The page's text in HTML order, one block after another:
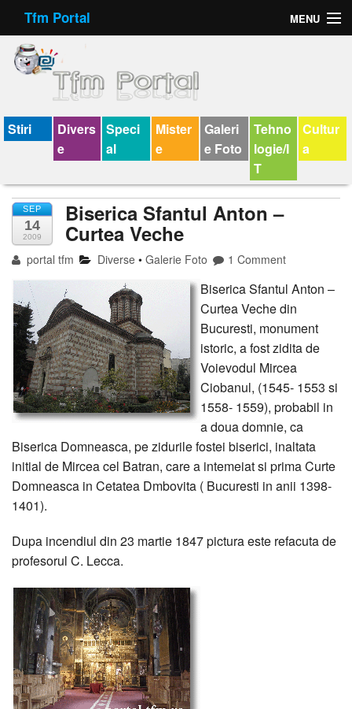
Tfm Portal MENU
Forum
Felicitari animate
Virtual Cards
Jocuri
Horoscop
Wallpaper
V-chat
Stiri
Divers
e
Speci
al
Mister
e
Galeri
e Foto
Tehno
logie/I
T
Cultur
a
SEP
14
2009
Biserica Sfantul Anton –
Curtea Veche
portal tfm Diverse •Galerie Foto 1 Comment
Biserica Sfantul Anton –
Curtea Veche din
Bucuresti, monument
istoric, a fost zidita de
Voievodul Mircea
Ciobanul, (1545- 1553 si
1558- 1559), probabil in
a doua domnie, ca
Biserica Domneasca, pe zidurile fostei biserici, inaltata
initial de Mircea cel Batran, care a intemeiat si prima Curte
Domneasca in Cetatea Dmbovita ( Bucuresti in anii 1398-
1401).
Dupa incendiul din 23 martie 1847 pictura este refacuta de
profesorul C. Lecca.